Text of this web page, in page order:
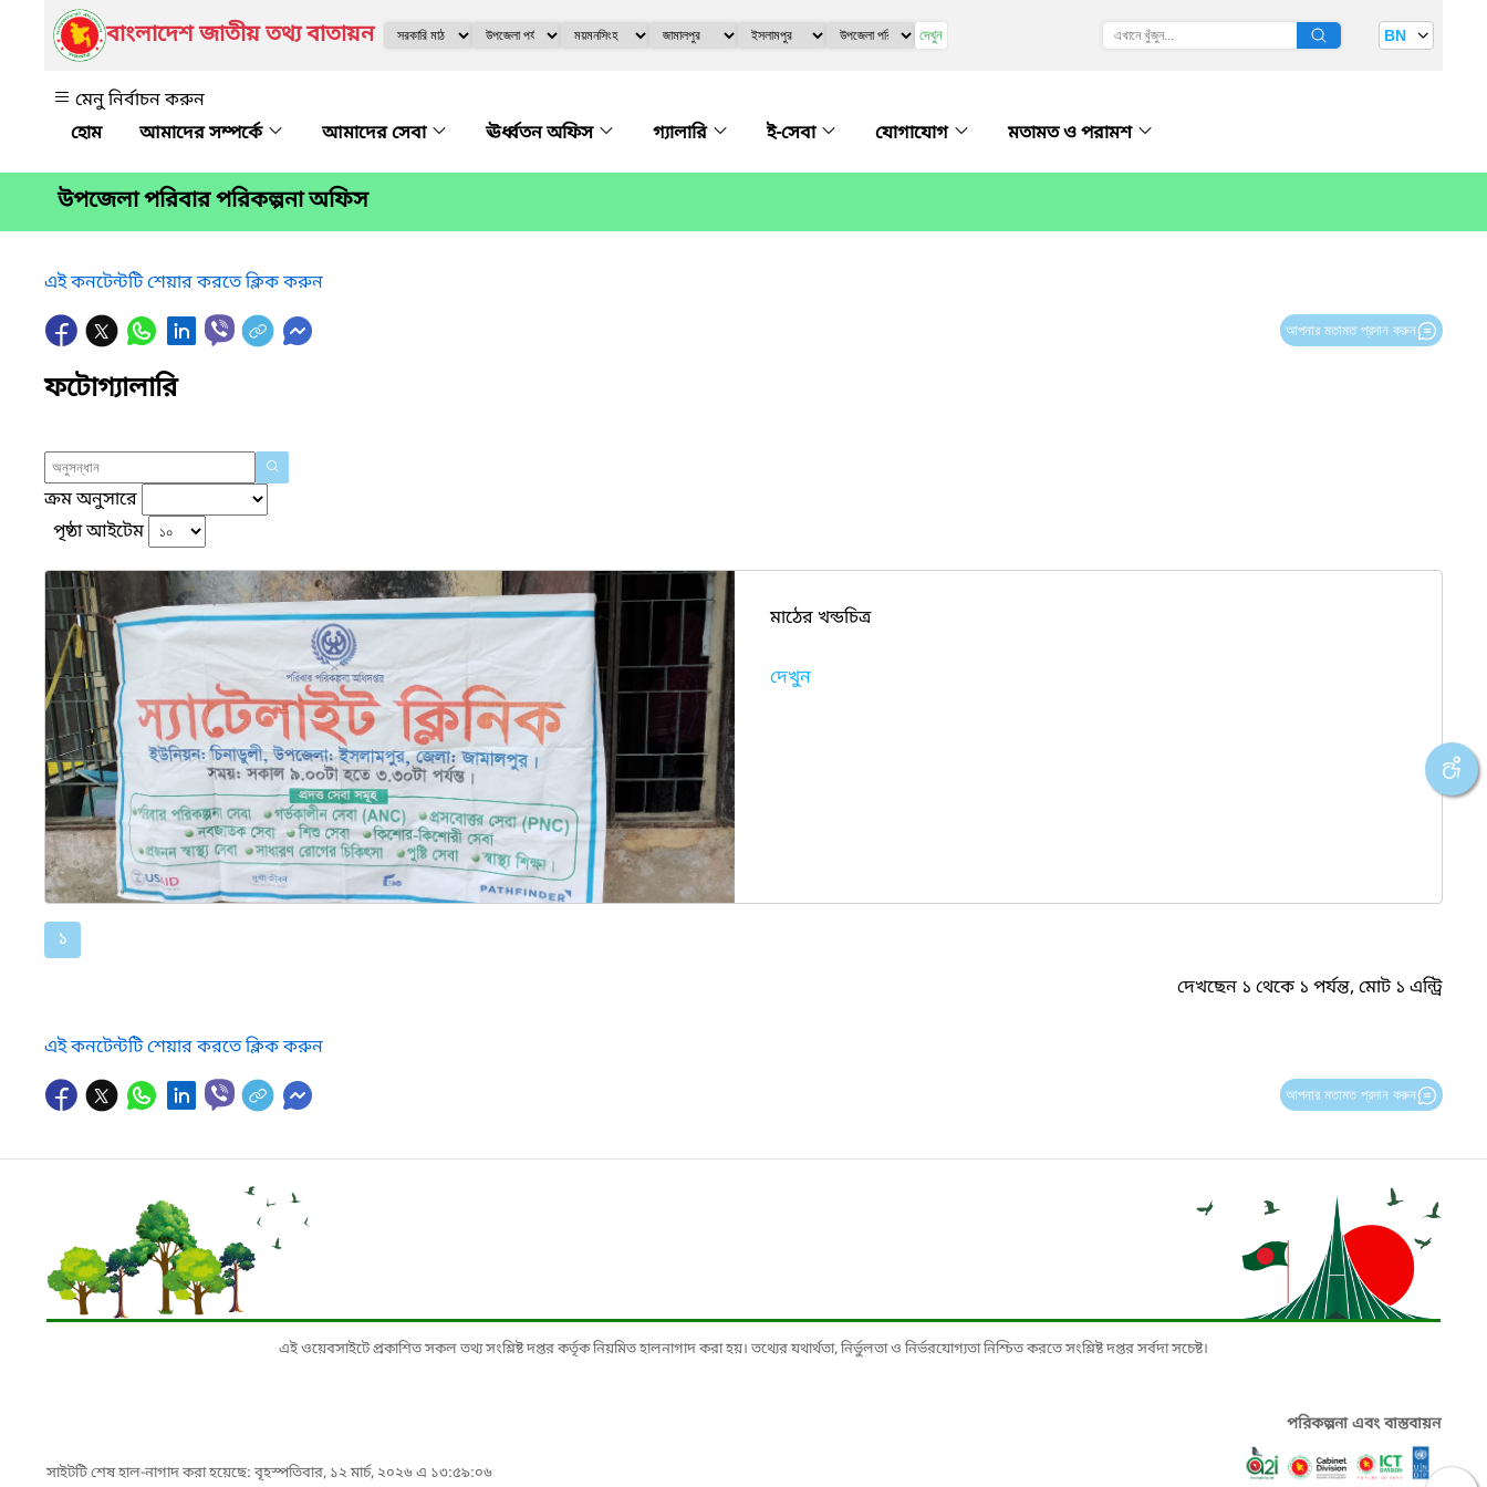
বাংলাদেশ জাতীয় তথ্য বাতায়ন দেখুন BN
মেনু নির্বাচন করুন
আমাদের সম্পর্কে
আমাদের সেবা ঊর্ধ্বতন অফিস গ্যালারি ই-সেবা যোগাযোগ মতামত ও পরামশ
উপজেলা পরিবার পরিকল্পনা অফিস
এই কনটেন্টটি শেয়ার করতে ক্লিক করুন
আপনার মতামত প্রদান করুন
ফটোগ্যালারি
ক্রম অনুসারে
পৃষ্ঠা আইটেম
মাঠের খন্ডচিত্র
দেখুন
১
দেখছেন ১ থেকে ১ পর্যন্ত, মোট ১ এন্ট্রি
এই কনটেন্টটি শেয়ার করতে ক্লিক করুন
আপনার মতামত প্রদান করুন
এই ওয়েবসাইটে প্রকাশিত সকল তথ্য সংশ্লিষ্ট দপ্তর কর্তৃক নিয়মিত হালনাগাদ করা হয়। তথ্যের যথার্থতা, নির্ভুলতা ও নির্ভরযোগ্যতা নিশ্চিত করতে সংশ্লিষ্ট দপ্তর সর্বদা সচেষ্ট।
সাইটটি শেষ হাল-নাগাদ করা হয়েছে: বৃহস্পতিবার, ১২ মার্চ, ২০২৬ এ ১৩:৫৯:০৬
পরিকল্পনা এবং বাস্তবায়ন